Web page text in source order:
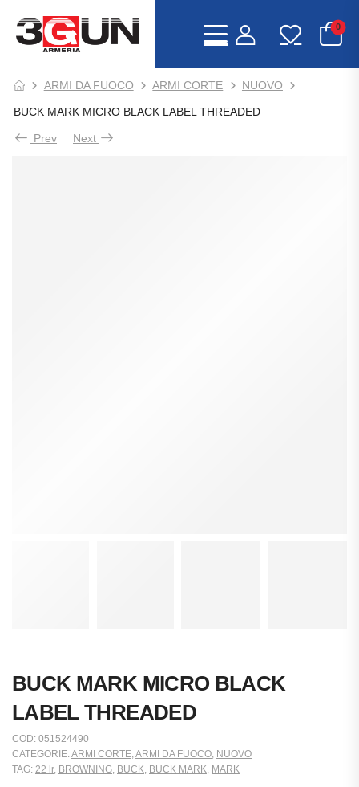
0
ARMI DA FUOCO ARMI CORTE NUOVO
BUCK MARK MICRO BLACK LABEL THREADED
Prev Next
BUCK MARK MICRO BLACK
LABEL THREADED
COD: 051524490
CATEGORIE:ARMI CORTE,ARMI DA FUOCO, NUOVO
TAG: 22 lr, BROWNING, BUCK, BUCK MARK, MARK